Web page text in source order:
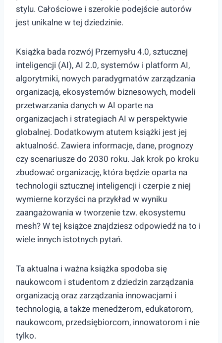
stylu. Całościowe i szerokie podejście autorów
jest unikalne w tej dziedzinie.
Książka bada rozwój Przemysłu 4.0, sztucznej
inteligencji (AI), AI 2.0, systemów i platform AI,
algorytmiki, nowych paradygmatów zarządzania
organizacją, ekosystemów biznesowych, modeli
przetwarzania danych w AI oparte na
organizacjach i strategiach AI w perspektywie
globalnej. Dodatkowym atutem książki jest jej
aktualność. Zawiera informacje, dane, prognozy
czy scenariusze do 2030 roku. Jak krok po kroku
zbudować organizację, która będzie oparta na
technologii sztucznej inteligencji i czerpie z niej
wymierne korzyści na przykład w wyniku
zaangażowania w tworzenie tzw. ekosystemu
mesh? W tej książce znajdziesz odpowiedź na to i
wiele innych istotnych pytań.
Ta aktualna i ważna książka spodoba się
naukowcom i studentom z dziedzin zarządzania
organizacją oraz zarządzania innowacjami i
technologią, a także menedżerom, edukatorom,
naukowcom, przedsiębiorcom, innowatorom i nie
tylko.